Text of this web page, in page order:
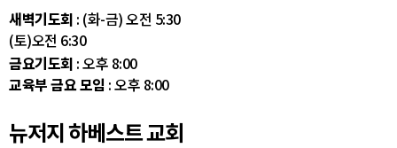
새벽기도회 : (화-금) 오전 5:30
(토)오전 6:30
금요기도회 : 오후 8:00
교육부 금요 모임 : 오후 8:00
뉴저지 하베스트 교회